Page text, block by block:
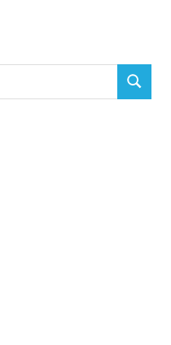
SEARCH